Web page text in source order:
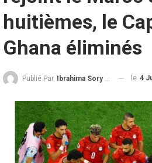
huitièmes, le
Ghana éliminés
Publié Par Ibrahima Sory Diallo le 4